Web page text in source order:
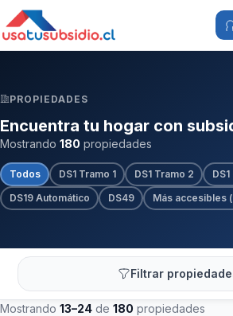
PROPIEDADES
Encuentra tu hogar con
Mostrando 180 propiedades
Todos DS1 Tramo 1 DS1 Tramo 2
DS19 Automático
DS49 Más accesibles
Filtrar
Mostrando 13–24 de 180 propiedades